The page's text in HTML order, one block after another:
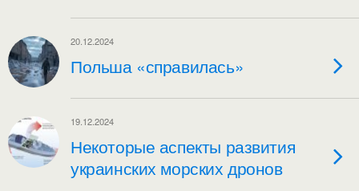
20.12.2024
Польша «справилась»
19.12.2024
Некоторые аспекты развития
украинских морских дронов